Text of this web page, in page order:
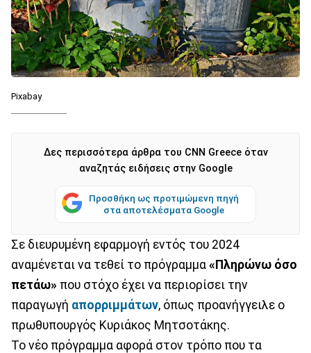
Pixabay
Δες περισσότερα άρθρα του CNN Greece όταν
αναζητάς ειδήσεις στην Google
Προσθήκη ως προτιμώμενη πηγή
στα αποτελέσματα Google
Σε διευρυμένη εφαρμογή εντός του 2024
αναμένεται να τεθεί το πρόγραμμα «Πληρώνω όσο
πετάω» που στόχο έχει να περιορίσει την
παραγωγή απορριμμάτων, όπως προανήγγειλε ο
πρωθυπουργός Κυριάκος Μητσοτάκης.
Το νέο πρόγραμμα αφορά στον τρόπο που τα